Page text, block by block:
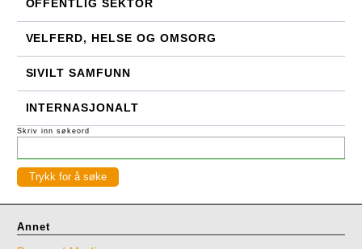
OFFENTLIG SEKTOR
VELFERD, HELSE OG OMSORG
SIVILT SAMFUNN
INTERNASJONALT
Skriv inn søkeord
Annet